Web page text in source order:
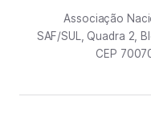
Associação
SAF/SUL, Quadra 2,
CEP